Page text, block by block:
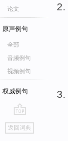
论文
原声例句
全部
音频例句
视频例句
权威例句
go
top
返回词典